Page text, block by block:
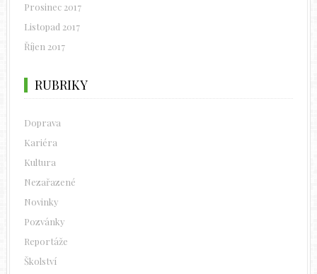
Prosinec 2017
Listopad 2017
Říjen 2017
RUBRIKY
Doprava
Kariéra
Kultura
Nezařazené
Novinky
Pozvánky
Reportáže
Školství